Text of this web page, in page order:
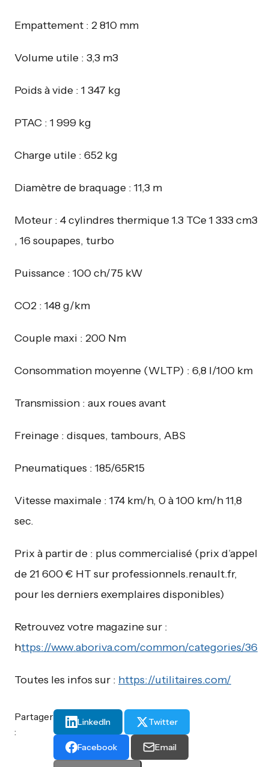
Empattement : 2 810 mm
Volume utile : 3,3 m3
Poids à vide : 1 347 kg
PTAC : 1 999 kg
Charge utile : 652 kg
Diamètre de braquage : 11,3 m
Moteur : 4 cylindres thermique 1.3 TCe 1 333 cm3
, 16 soupapes, turbo
Puissance : 100 ch/75 kW
CO2 : 148 g/km
Couple maxi : 200 Nm
Consommation moyenne (WLTP) : 6,8 l/100 km
Transmission : aux roues avant
Freinage : disques, tambours, ABS
Pneumatiques : 185/65R15
Vitesse maximale : 174 km/h, 0 à 100 km/h 11,8
sec.
Prix à partir de : plus commercialisé (prix d’appel
de 21 600 € HT sur professionnels.renault.fr,
pour les derniers exemplaires disponibles)
Retrouvez votre magazine sur :
https://www.aboriva.com/common/categories/36
Toutes les infos sur : https://utilitaires.com/
Partager
:
LinkedIn Twitter
Facebook Email